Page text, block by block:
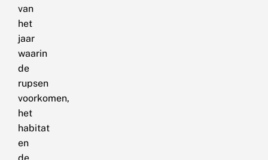
van
het
jaar
waarin
de
rupsen
voorkomen,
het
habitat
en